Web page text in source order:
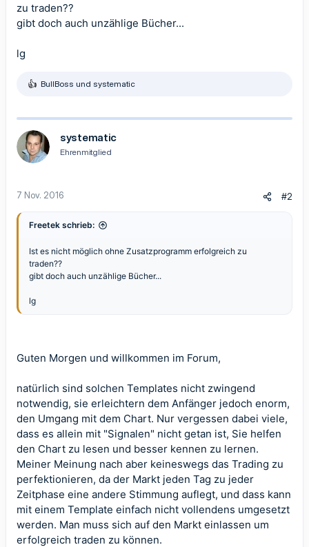
zu traden??
gibt doch auch unzählige Bücher...
lg
R
k
t
i
o
n
:
BullBoss und systematic
systematic
Ehrenmitglied
7 Nov. 2016 #2
Freetek schrieb:
Ist es nicht möglich ohne Zusatzprogramm erfolgreich zu
traden??
gibt doch auch unzählige Bücher...
lg
Guten Morgen und willkommen im Forum,
natürlich sind solchen Templates nicht zwingend
notwendig, sie erleichtern dem Anfänger jedoch enorm,
den Umgang mit dem Chart. Nur vergessen dabei viele,
dass es allein mit "Signalen" nicht getan ist, Sie helfen
den Chart zu lesen und besser kennen zu lernen.
Meiner Meinung nach aber keineswegs das Trading zu
perfektionieren, da der Markt jeden Tag zu jeder
Zeitphase eine andere Stimmung auflegt, und dass kann
mit einem Template einfach nicht vollendens umgesetzt
werden. Man muss sich auf den Markt einlassen um
erfolgreich traden zu können.